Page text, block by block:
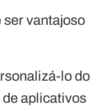
ser vantajoso
lo do
de aplicativos